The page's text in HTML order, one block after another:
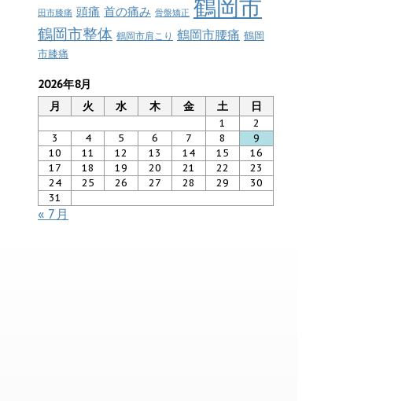
田市膝痛 頭痛 首の痛み 骨盤矯正 鶴岡市
鶴岡市整体 鶴岡市肩こり 鶴岡市腰痛 鶴岡
市膝痛
2026年8月
月
火 水 木 金 土 日
1
2
3
4 5 6 7 8
9
10
11 12 13 14 15
16
17
18 19 20 21 22
23
24
25 26 27 28 29
30
31
« 7月